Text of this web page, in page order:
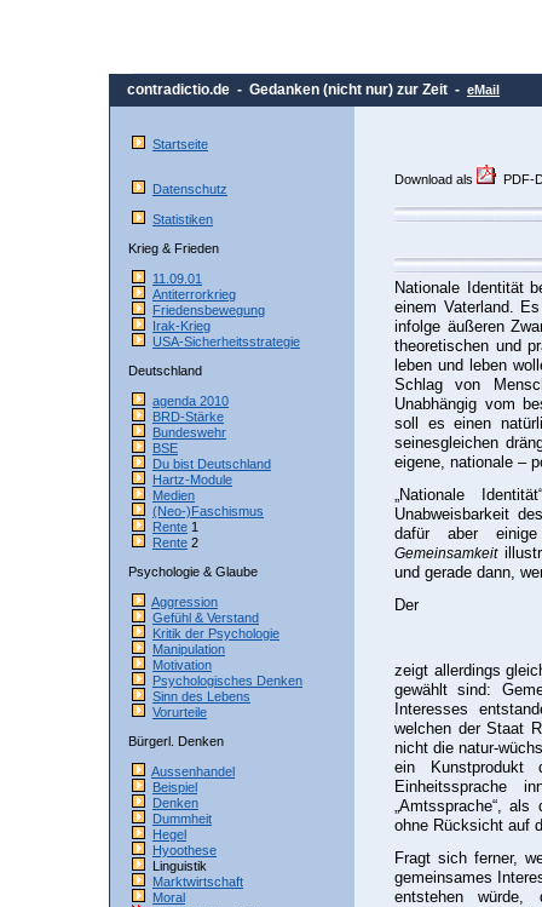
contradictio.de - Gedanken (nicht nur) zur Zeit - eMail
Startseite
Datenschutz
Statistiken
Krieg & Frieden
11.09.01
Antiterrorkrieg
Friedensbewegung
Irak-Krieg
USA-Sicherheitsstrategie
Deutschland
agenda 2010
BRD-Stärke
Bundeswehr
BSE
Du bist Deutschland
Hartz-Module
Medien
(Neo-)Faschismus
Rente 1
Rente 2
Psychologie & Glaube
Aggression
Gefühl & Verstand
Kritik der Psychologie
Manipulation
Motivation
Psychologisches Denken
Sinn des Lebens
Vorurteile
Bürgerl. Denken
Aussenhandel
Beispiel
Denken
Dummheit
Hegel
Hyoothese
Linguistik
Marktwirtschaft
Moral
Download als PDF-
Nationale Identität
einem Vaterland.
infolge äußeren
theoretischen und
leben und leben
Schlag von
Unabhängig vom
soll es einen
seinesgleichen
eigene, nationale –
„Nationale
Unabweisbarkeit
dafür aber
Gemeinsamkeit
und gerade dann,
Der
zeigt allerdings
gewählt sind:
Interesses
welchen der Staat
nicht die natur-
ein Kunstprodukt
Einheitssprache
„Amtssprache“,
ohne Rücksicht auf
Fragt sich ferner,
gemeinsames
entstehen